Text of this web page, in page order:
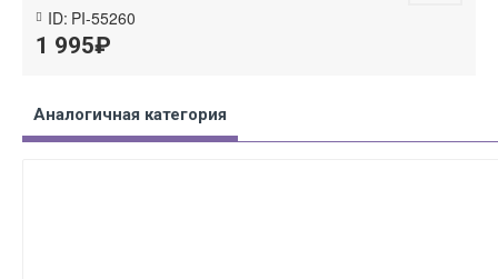
ID: PI-55260
1 995₽
Аналогичная категория